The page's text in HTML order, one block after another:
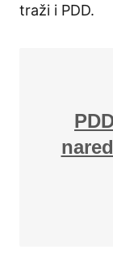
traži i PDD.